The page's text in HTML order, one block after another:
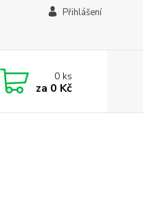
Přihlášení
0ks
za 0 Kč